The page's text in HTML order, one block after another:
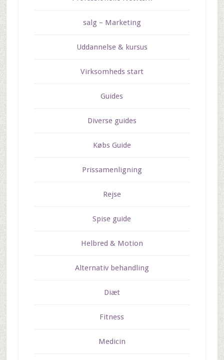
salg – Marketing
Uddannelse & kursus
Virksomheds start
Guides
Diverse guides
Købs Guide
Prissamenligning
Rejse
Spise guide
Helbred & Motion
Alternativ behandling
Diæt
Fitness
Medicin